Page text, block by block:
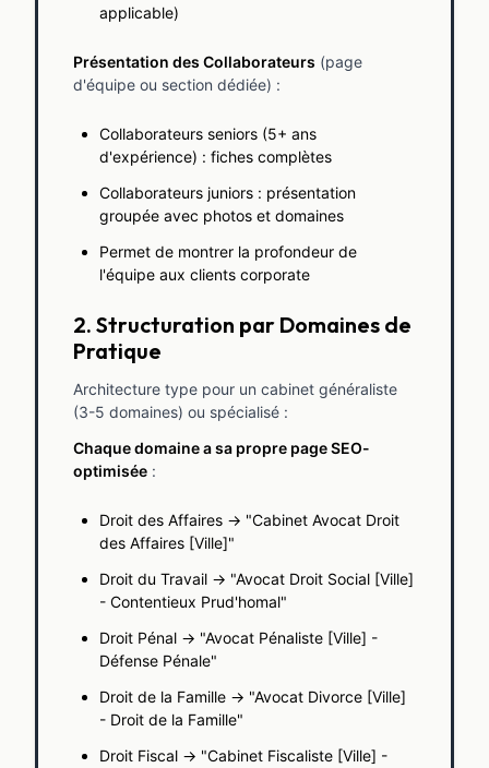
applicable)
Présentation des Collaborateurs (page
d'équipe ou section dédiée) :
Collaborateurs seniors (5+ ans
d'expérience) : fiches complètes
Collaborateurs juniors : présentation
groupée avec photos et domaines
Permet de montrer la profondeur de
l'équipe aux clients corporate
2. Structuration par Domaines de
Pratique
Architecture type pour un cabinet généraliste
(3-5 domaines) ou spécialisé :
Chaque domaine a sa propre page SEO-
optimisée :
Droit des Affaires → "Cabinet Avocat Droit
des Affaires [Ville]"
Droit du Travail → "Avocat Droit Social [Ville]
- Contentieux Prud'homal"
Droit Pénal → "Avocat Pénaliste [Ville] -
Défense Pénale"
Droit de la Famille → "Avocat Divorce [Ville]
- Droit de la Famille"
Droit Fiscal → "Cabinet Fiscaliste [Ville] -